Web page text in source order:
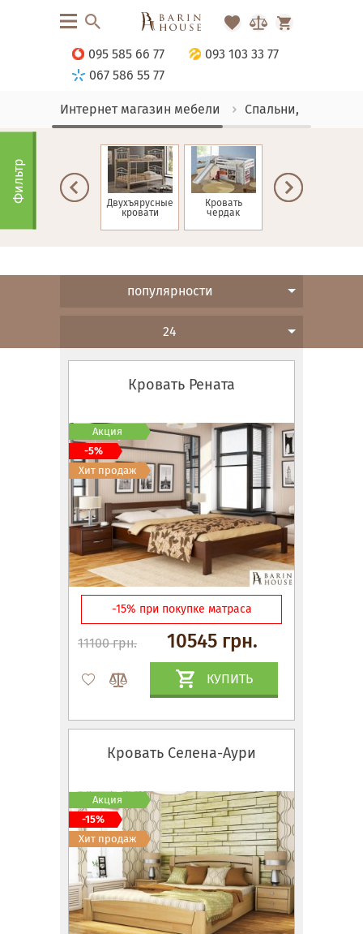
095 585 66 77
093 103 33 77
067 586 55 77
Интернет магазин мебели Спальни, Кровати
Односпальные
Двухъярусные
кровати
Кровать
чердак
Детские
Фильтр
популярности
24
Кровать Рената
-15% при покупке матраса
11100 грн. 10545 грн.
КУПИТЬ
Акция
-5%
Хит продаж
Кровать Селена-Аури
Акция
-15%
Хит продаж